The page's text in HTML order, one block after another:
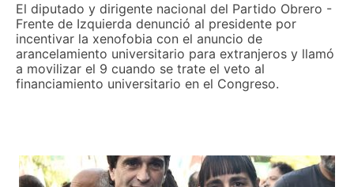
El diputado y dirigente nacional del Partido Obrero -
Frente de Izquierda denunció al presidente por
incentivar la xenofobia con el anuncio de
arancelamiento universitario para extranjeros y llamó
a movilizar el 9 cuando se trate el veto al
financiamiento universitario en el Congreso.